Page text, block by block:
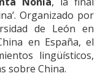
Organizado por
de León en
en España, el
lingüísticos,
sobre China.